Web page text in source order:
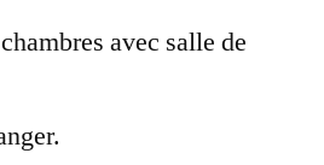
avec salle de